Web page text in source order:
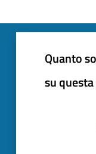
Quanto
su